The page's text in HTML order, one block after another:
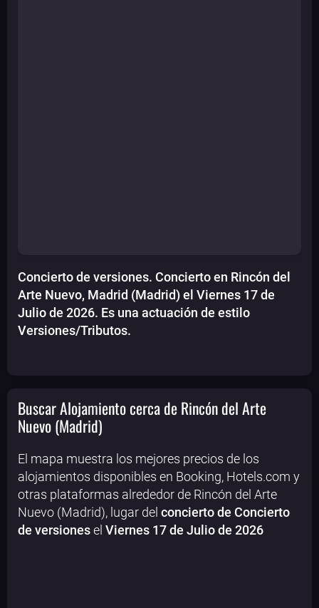
Concierto de versiones. Concierto en Rincón del
Arte Nuevo, Madrid (Madrid) el Viernes 17 de
Julio de 2026. Es una actuación de estilo
Versiones/Tributos.
Buscar Alojamiento cerca de Rincón del Arte
Nuevo (Madrid)
El mapa muestra los mejores precios de los
alojamientos disponibles en Booking, Hotels.com y
otras plataformas alrededor de Rincón del Arte
Nuevo (Madrid), lugar del concierto de Concierto
de versionesel Viernes 17 de Julio de 2026